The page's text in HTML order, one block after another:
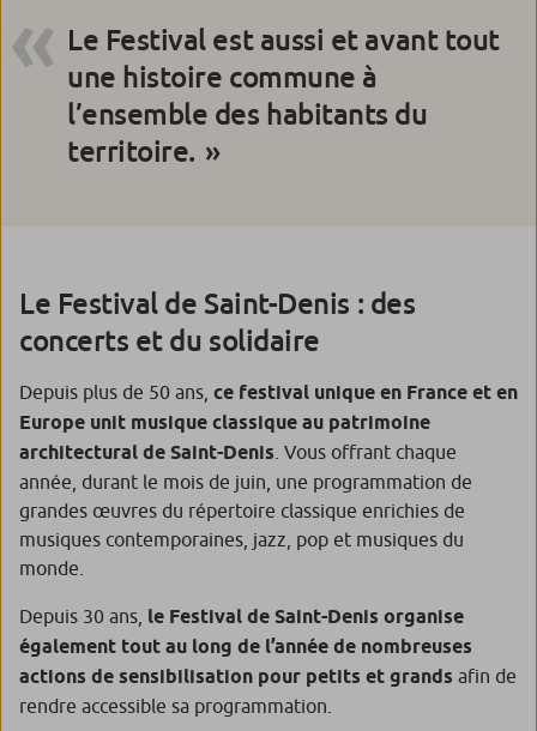
Le Festival est aussi et avant tout
une histoire commune à
l’ensemble des habitants du
territoire.
Le Festival de Saint-Denis : des
concerts et du solidaire
Depuis plus de 50 ans, ce festival unique en France et en
Europe unit musique classique au patrimoine
architectural de Saint-Denis . Vous offrant chaque
année, durant le mois de juin, une programmation de
grandes œuvres du répertoire classique enrichies de
musiques contemporaines, jazz, pop et musiques du
monde.
Depuis 30 ans, le Festival de Saint-Denis organise
également tout au long de l’année de nombreuses
actions de sensibilisation pour petits et grands afin de
rendre accessible sa programmation.